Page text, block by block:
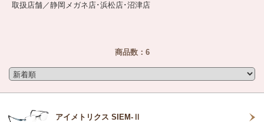
取扱店舗／静岡メガネ店･浜松店･沼津店
商品数：6
アイメトリクス SIEM-Ⅱ